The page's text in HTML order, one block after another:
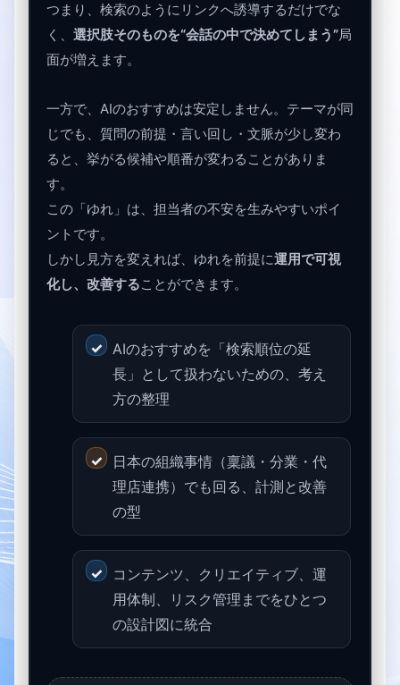
つまり、検索のようにリンクへ誘導するだけでな
く、 選択肢そのものを“会話の中で決めてしまう”局
面が増えます。
一方で、AIのおすすめは安定しません。テーマが同
じでも、質問の前提・言い回し・文脈が少し変わ
ると、挙がる候補や順番が変わることがありま
す。
この「ゆれ」は、担当者の不安を生みやすいポイ
ントです。
しかし見方を変えれば、ゆれを前提に運用で可視
化し、改善することができます。
AIのおすすめを「検索順位の延
長」として扱わないための、考え
方の整理
日本の組織事情（稟議・分業・代
理店連携）でも回る、計測と改善
の型
コンテンツ、クリエイティブ、運
用体制、リスク管理までをひとつ
の設計図に統合